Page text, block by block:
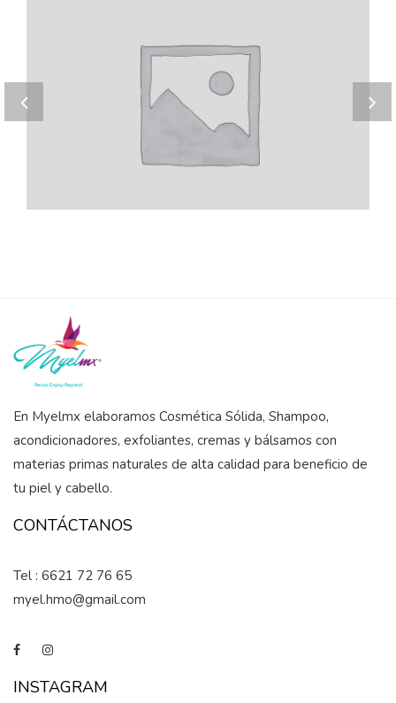
Home 7
Nam libero tempore
En Myelmx elaboramos Cosmética Sólida, Shampoo,
acondicionadores, exfoliantes, cremas y bálsamos con
materias primas naturales de alta calidad para beneficio de
tu piel y cabello.
CONTÁCTANOS
Tel : 6621 72 76 65
myel.hmo@gmail.com
INSTAGRAM